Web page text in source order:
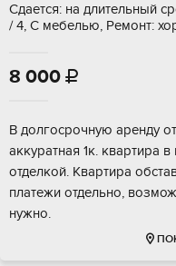
Сдается: на длительный
/ 4, С мебелью, Ремонт:
8 000 
В долгосрочную аренду
аккуратная 1к. квартира
отделкой. Квартира
платежи отдельно,
нужно.